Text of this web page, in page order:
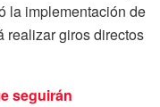
la implementación de
realizar giros directos
seguirán